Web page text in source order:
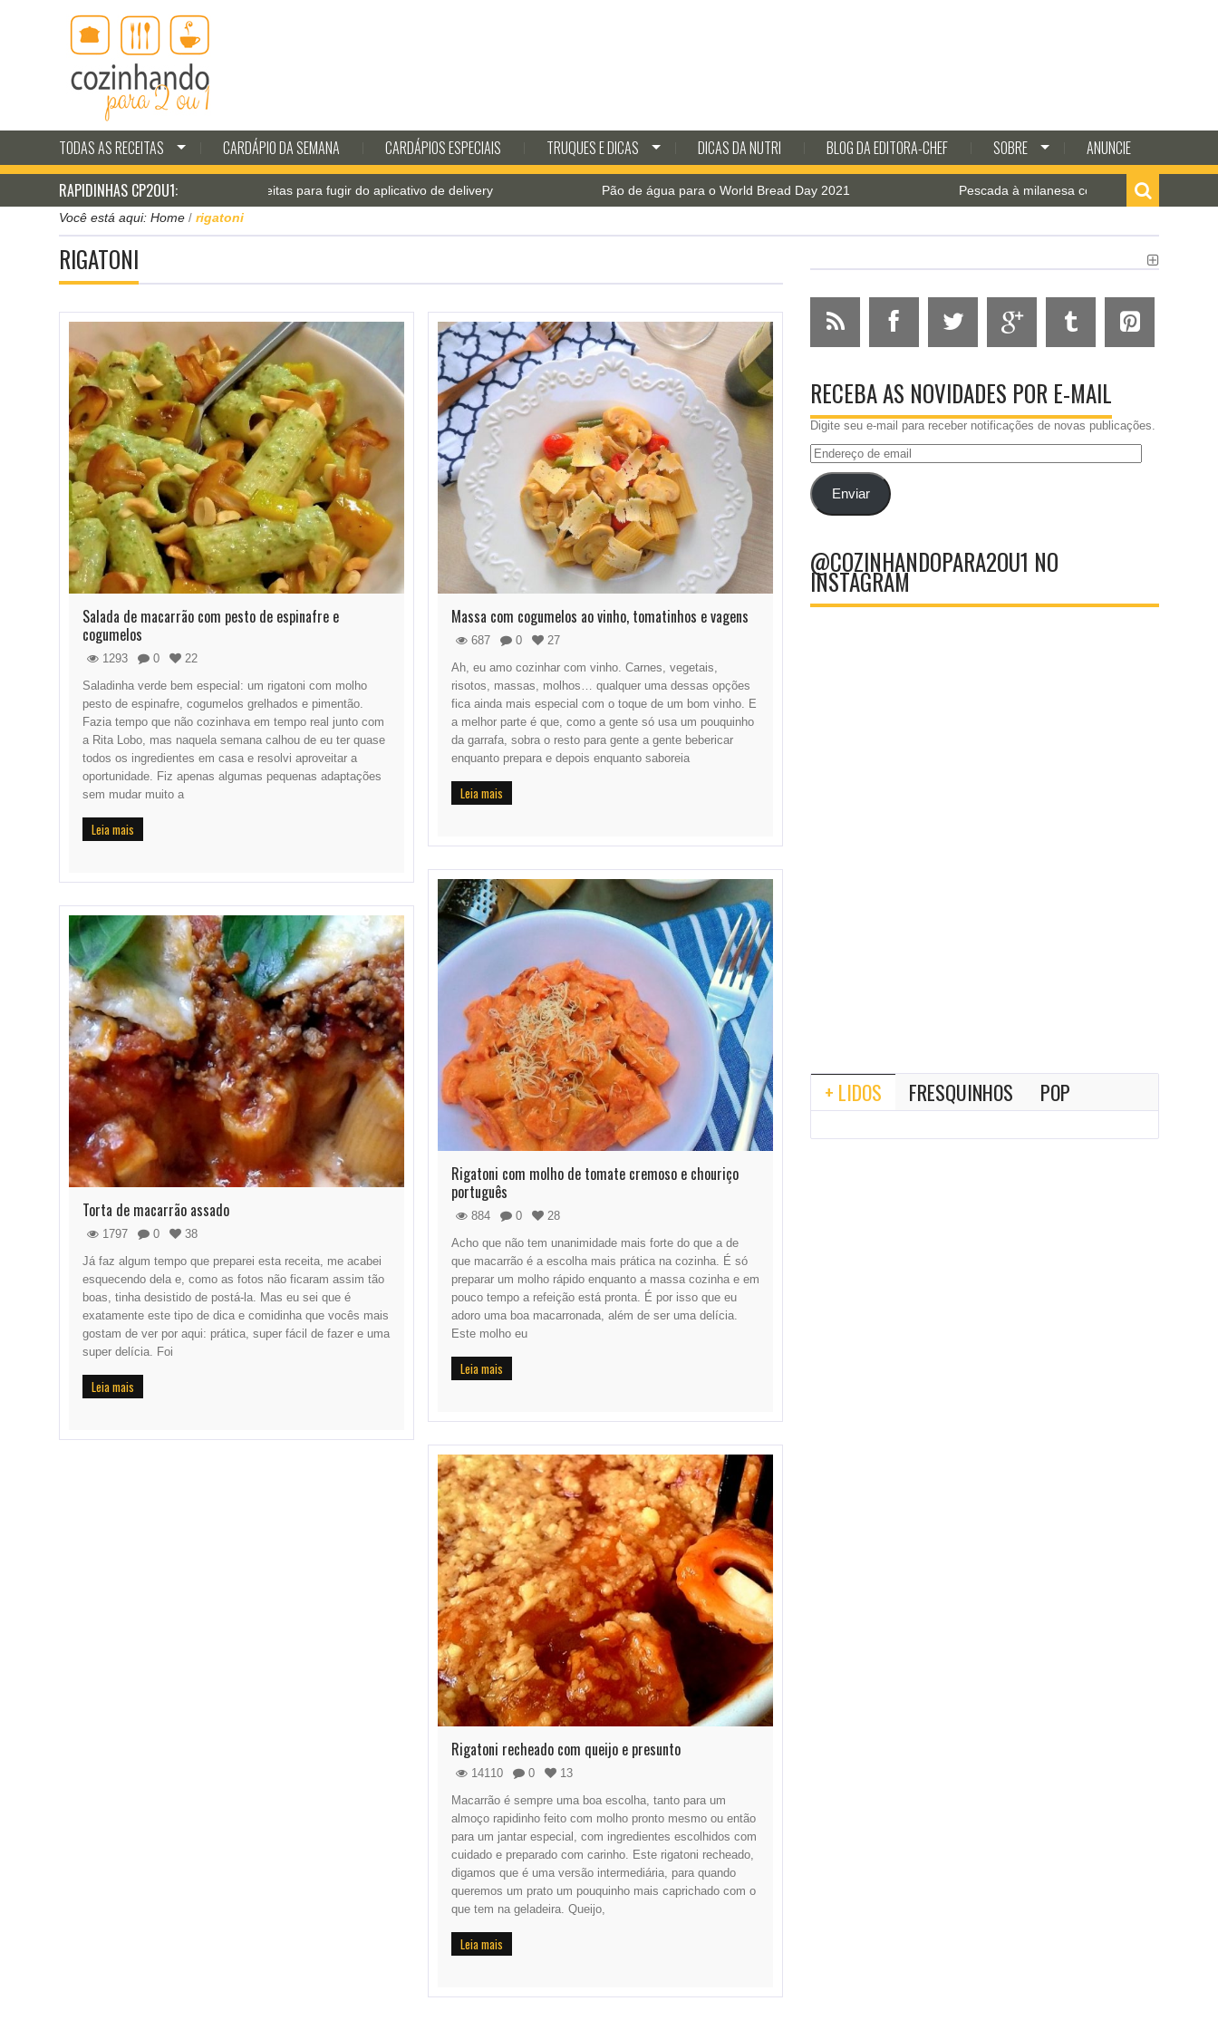
TODAS AS RECEITAS CARDÁPIO DA SEMANA CARDÁPIOS ESPECIAIS TRUQUES E DICAS DICAS DA NUTRI BLOG DA EDITORA-CHEF SOBRE
ANUNCIE
RAPIDINHAS CP2OU1:
Jantar pá-pum: receitas para fugir do aplicativo de delivery Pão de água para o World Bread Day 2021
Pescada à milanesa com molho de camarão
Você está aqui: Home / rigatoni
RIGATONI
Salada de macarrão com pesto de espinafre e
cogumelos
1293 0
22
Saladinha verde bem especial: um rigatoni com molho
pesto de espinafre, cogumelos grelhados e pimentão.
Fazia tempo que não cozinhava em tempo real junto com
a Rita Lobo, mas naquela semana calhou de eu ter quase
todos os ingredientes em casa e resolvi aproveitar a
oportunidade. Fiz apenas algumas pequenas adaptações
sem mudar muito a
Leia mais
Massa com cogumelos ao vinho, tomatinhos e vagens
687 0
27
Ah, eu amo cozinhar com vinho. Carnes, vegetais,
risotos, massas, molhos… qualquer uma dessas opções
fica ainda mais especial com o toque de um bom vinho. E
a melhor parte é que, como a gente só usa um pouquinho
da garrafa, sobra o resto para gente a gente bebericar
enquanto prepara e depois enquanto saboreia
Leia mais
Rigatoni com molho de tomate cremoso e chouriço
português
884 0
28
Acho que não tem unanimidade mais forte do que a de
que macarrão é a escolha mais prática na cozinha. É só
preparar um molho rápido enquanto a massa cozinha e em
pouco tempo a refeição está pronta. É por isso que eu
adoro uma boa macarronada, além de ser uma delícia.
Este molho eu
Leia mais
Torta de macarrão assado
1797 0
38
Já faz algum tempo que preparei esta receita, me acabei
esquecendo dela e, como as fotos não ficaram assim tão
boas, tinha desistido de postá-la. Mas eu sei que é
exatamente este tipo de dica e comidinha que vocês mais
gostam de ver por aqui: prática, super fácil de fazer e uma
super delícia. Foi
Leia mais
Rigatoni recheado com queijo e presunto
14110 0
13
Macarrão é sempre uma boa escolha, tanto para um
almoço rapidinho feito com molho pronto mesmo ou então
para um jantar especial, com ingredientes escolhidos com
cuidado e preparado com carinho. Este rigatoni recheado,
digamos que é uma versão intermediária, para quando
queremos um prato um pouquinho mais caprichado com o
que tem na geladeira. Queijo,
Leia mais
RECEBA AS NOVIDADES POR E-MAIL
Digite seu e-mail para receber notificações de novas publicações.
Endereço
emailEnviar
@COZINHANDOPARA2OU1 NO
INSTAGRAM
+ LIDOS FRESQUINHOS POP